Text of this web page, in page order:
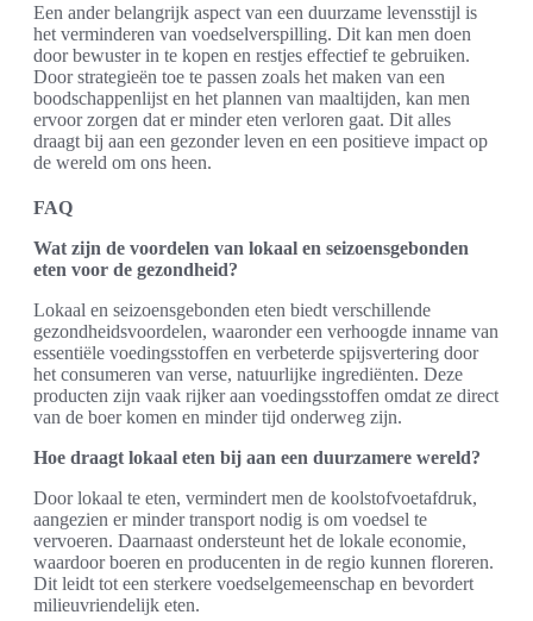
Een ander belangrijk aspect van een duurzame levensstijl is
het verminderen van voedselverspilling. Dit kan men doen
door bewuster in te kopen en restjes effectief te gebruiken.
Door strategieën toe te passen zoals het maken van een
boodschappenlijst en het plannen van maaltijden, kan men
ervoor zorgen dat er minder eten verloren gaat. Dit alles
draagt bij aan een gezonder leven en een positieve impact op
de wereld om ons heen.
FAQ
Wat zijn de voordelen van lokaal en seizoensgebonden
eten voor de gezondheid?
Lokaal en seizoensgebonden eten biedt verschillende
gezondheidsvoordelen, waaronder een verhoogde inname van
essentiële voedingsstoffen en verbeterde spijsvertering door
het consumeren van verse, natuurlijke ingrediënten. Deze
producten zijn vaak rijker aan voedingsstoffen omdat ze direct
van de boer komen en minder tijd onderweg zijn.
Hoe draagt lokaal eten bij aan een duurzamere wereld?
Door lokaal te eten, vermindert men de koolstofvoetafdruk,
aangezien er minder transport nodig is om voedsel te
vervoeren. Daarnaast ondersteunt het de lokale economie,
waardoor boeren en producenten in de regio kunnen floreren.
Dit leidt tot een sterkere voedselgemeenschap en bevordert
milieuvriendelijk eten.